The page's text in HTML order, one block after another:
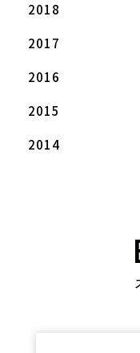
2018
2017
2016
2015
2014